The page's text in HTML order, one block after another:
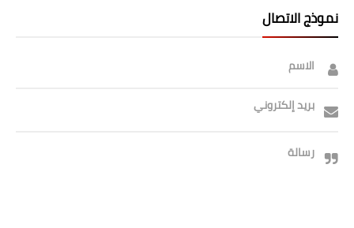
نموذج الاتصال
الاسم
بريد إلكتروني
رسالة